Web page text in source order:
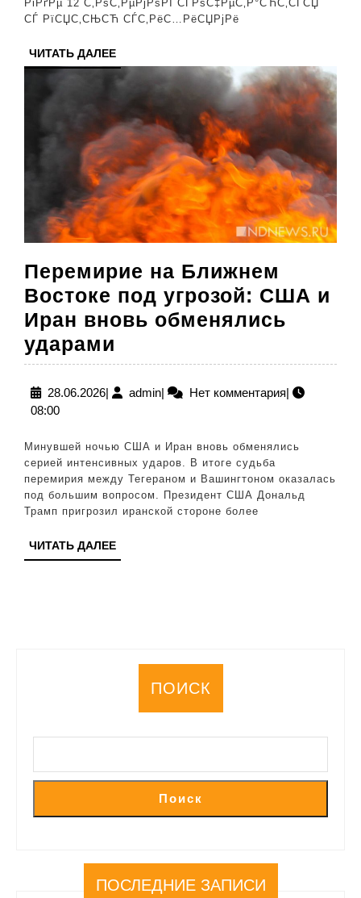
РіРґРµ 12 С‚РѕС‚РµРјРѕРІ СЃРѕС‡РµС‚Р°СЋС‚СЃСЏ
СЃ РїСЏС‚СЊСЋ СЃС‚РёС…РёСЏРјРё
ЧИТАТЬ ДАЛЕЕЧИТАТЬ
ДАЛЕЕ
Перемирие на Ближнем
Востоке под угрозой: США и
Иран вновь обменялись
ударами
на
Ближнем
под
угрозой:
США
и
Иран
вновь
28.06.202628.06.2026
| adminadmin
| Нет комментария|
08:00
Минувшей ночью США и Иран вновь обменялись
серией интенсивных ударов. В итоге судьба
перемирия между Тегераном и Вашингтоном оказалась
под большим вопросом. Президент США Дональд
Трамп пригрозил иранской стороне более
ЧИТАТЬ ДАЛЕЕЧИТАТЬ
ДАЛЕЕ
ПОИСК
Поиск
ПОСЛЕДНИЕ ЗАПИСИ